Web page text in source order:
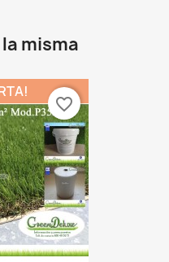
misma
favorite_border